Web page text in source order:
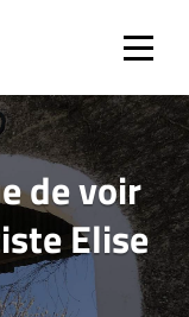
de voir
Elise